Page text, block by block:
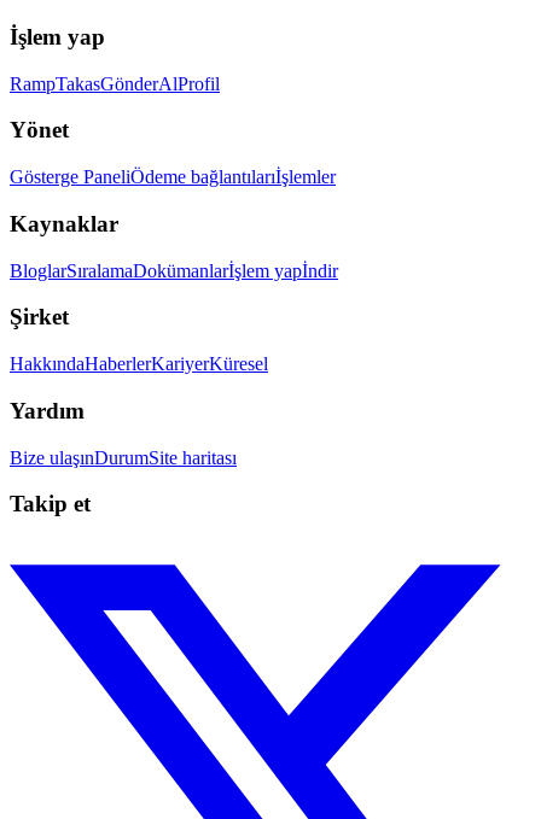
İşlem yap
RampTakasGönderAlProfil
Yönet
Gösterge PaneliÖdeme bağlantılarıİşlemler
Kaynaklar
BloglarSıralamaDokümanlarİşlem yapİndir
Şirket
HakkındaHaberlerKariyerKüresel
Yardım
Bize ulaşınDurumSite haritası
Takip et